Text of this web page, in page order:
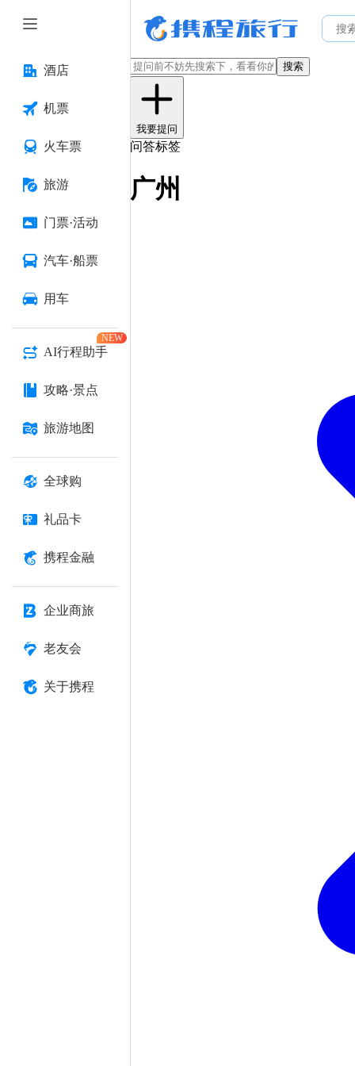
酒店
机票
火车票
旅游
门票·活动
汽车·船票
用车
AI行程助手
NEW
攻略·景点
旅游地图
全球购
礼品卡
携程金融
企业商旅
老友会
关于携程
搜索
我要提问
问答标签
广州